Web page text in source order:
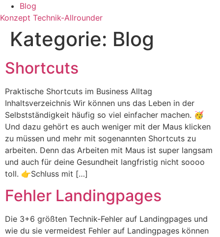
Blog
Konzept Technik-Allrounder
Kategorie: Blog
Shortcuts
Praktische Shortcuts im Business Alltag
Inhaltsverzeichnis Wir können uns das Leben in der
Selbstständigkeit häufig so viel einfacher machen. 🥳
Und dazu gehört es auch weniger mit der Maus klicken
zu müssen und mehr mit sogenannten Shortcuts zu
arbeiten. Denn das Arbeiten mit Maus ist super langsam
und auch für deine Gesundheit langfristig nicht soooo
toll. 👉Schluss mit […]
Fehler Landingpages
Die 3+6 größten Technik-Fehler auf Landingpages und
wie du sie vermeidest Fehler auf Landingpages können